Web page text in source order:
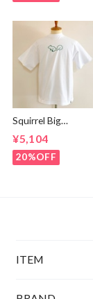
Squirrel Big
shirts White /
Green
¥5,104
20%OFF
ITEM